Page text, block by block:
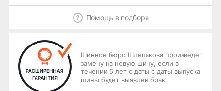
Помощь в подборе
Шинное бюро Шлепакова произведет
замену на новую шину, если в
течении 5 лет с даты с даты выпуска
шины будет выявлен брак.